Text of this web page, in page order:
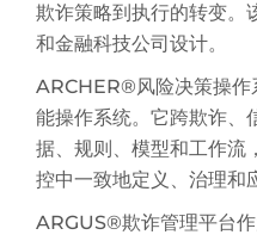
欺诈策略到执行的转变。
和金融科技公司设计。
ARCHER®风险决策操作
能操作系统。它跨欺诈、
据、规则、模型和工作流
控中一致地定义、治理和
ARGUS®欺诈管理平台